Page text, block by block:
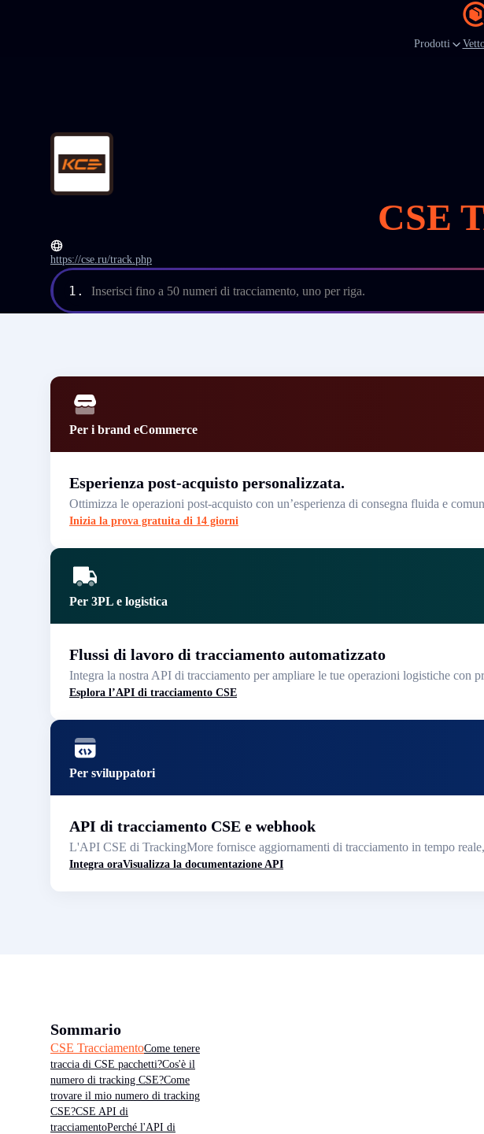
Prodotti
CSE
https://cse.ru/track.php
1. Inserisci fino a 50 numeri di tracciamento, uno per riga.
Per i brand eCommerce
Esperienza post-acquisto personalizzata.
Ottimizza le operazioni post-acquisto con un’esperienza di consegna fluida e
Inizia la prova gratuita di 14 giorni
Per 3PL e logistica
Flussi di lavoro di tracciamento automatizzato
Integra la nostra API di tracciamento per ampliare le tue operazioni logistiche
Esplora l’API di tracciamento CSE
Per sviluppatori
API di tracciamento CSE e webhook
L'API CSE di TrackingMore fornisce aggiornamenti di tracciamento in tempo
Integra oraVisualizza la documentazione API
Sommario
CSE TracciamentoCome tenere
traccia di CSE pacchetti?Cos'è il
numero di tracking CSE?Come
trovare il mio numero di tracking
CSE?CSE API di
tracciamentoPerché l'API di